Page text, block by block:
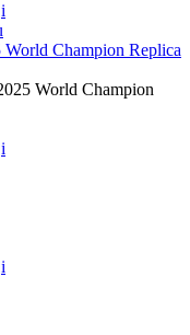
i
Champion Replica
World Champion
i
i